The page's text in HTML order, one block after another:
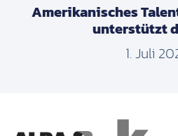
Amerikanisches
unterstützt
1. Juli